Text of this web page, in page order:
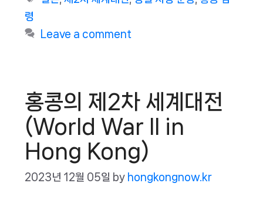
령
Leave a comment
홍콩의 제2차 세계대전
(World War II in
Hong Kong)
2023년 12월 05일 by hongkongnow.kr